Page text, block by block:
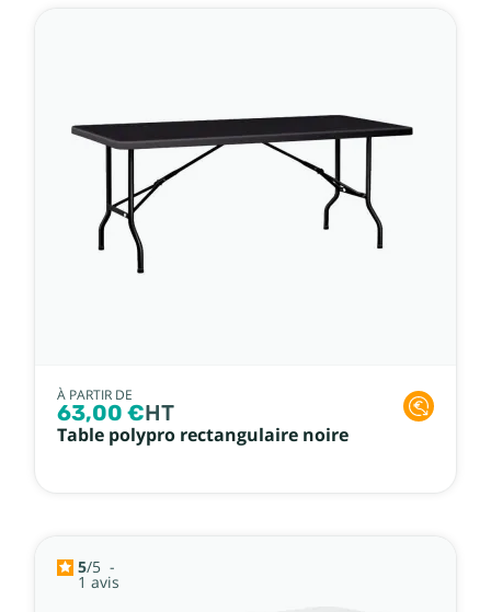
À PARTIR DE
63,00 €HT
Table polypro rectangulaire noire
5/5 -
1 avis